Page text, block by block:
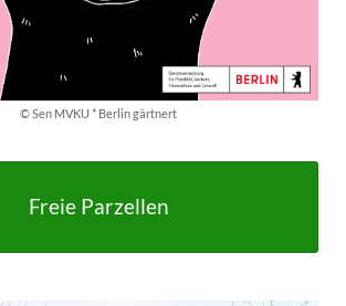
© Sen MVKU * Berlin gärtnert
Freie Parzellen